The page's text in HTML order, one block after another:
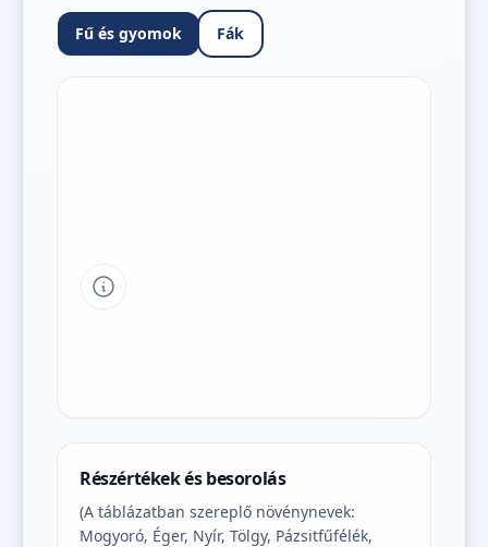
Fű és gyomok Fák
Tipp a grafikon jelmagyarázatához
Részértékek és besorolás
(A táblázatban szereplő növénynevek:
Mogyoró, Éger, Nyír, Tölgy, Pázsitfűfélék,